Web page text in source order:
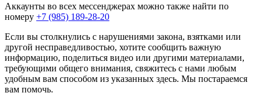
Аккаунты во всех мессенджерах можно также найти по
номеру +7 (985) 189-28-20
Если вы столкнулись с нарушениями закона, взятками или
другой несправедливостью, хотите сообщить важную
информацию, поделиться видео или другими материалами,
требующими общего внимания, свяжитесь с нами любым
удобным вам способом из указанных здесь. Мы постараемся
вам помочь.